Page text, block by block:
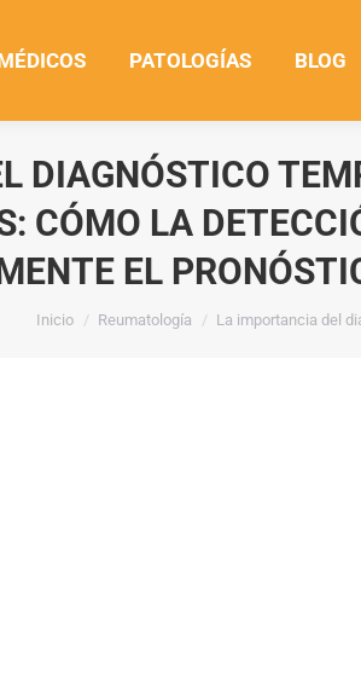
PATOLOGÍAS BLOG
DIAGNÓSTICO
CÓMO LA
EL
Estás aquí:
Inicio Reumatología La importancia del